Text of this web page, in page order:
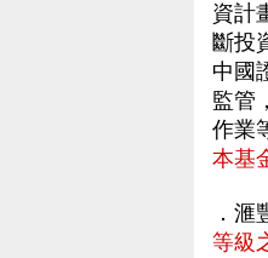
資計
斷投
中國
監管
作業
本基
．
等級